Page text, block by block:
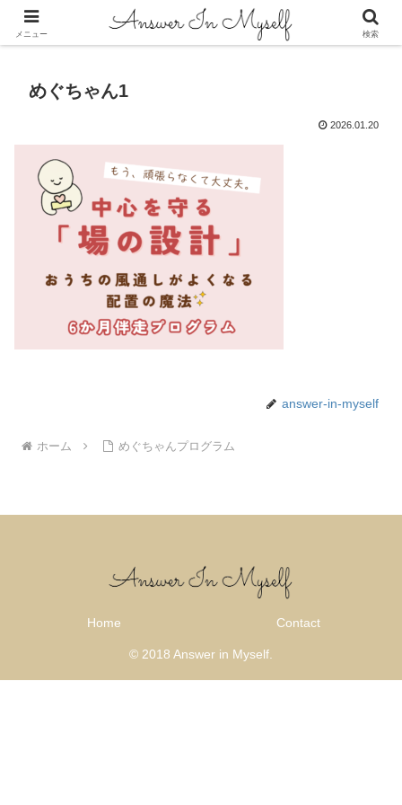
答えは自分の中にある
めぐちゃん1
2026.01.20
answer-in-myself
ホーム めぐちゃんプログラム
Home Contact
© 2018 Answer in Myself.
メニュー 検索